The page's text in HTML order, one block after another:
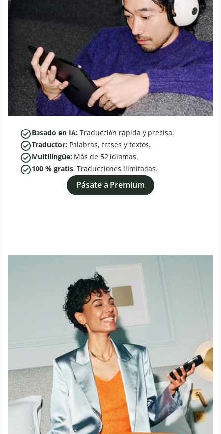
Basado en IA: Traducción rápida y precisa.
Traductor: Palabras, frases y textos.
Multilingüe: Más de 52 idiomas.
100 % gratis: Traducciones ilimitadas.
Pásate a Premium